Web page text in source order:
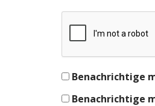
Benachrichtige
Benachrichtige